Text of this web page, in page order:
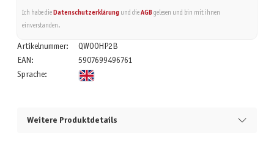
Ich habe die Datenschutzerklärungund die AGBgelesen und bin mit ihnen
einverstanden.
Artikelnummer:
QWO0HP2B
EAN:
5907699496761
Sprache:
Weitere Produktdetails